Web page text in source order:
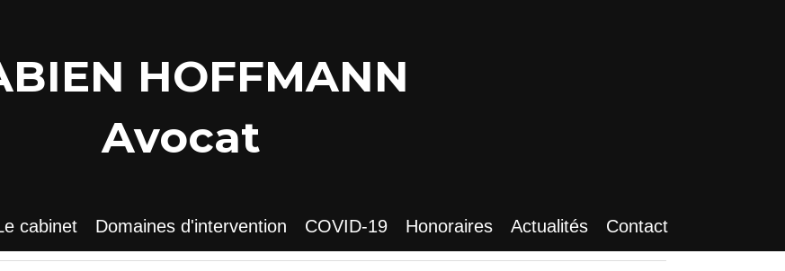
HOFFMANN
Avocat
cabinet Domaines d'intervention COVID-19 Honoraires Actualités Contact